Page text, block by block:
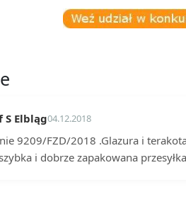
S Elbląg04.12.2018
9209/FZD/2018 .Glazura i
i dobrze zapakowana